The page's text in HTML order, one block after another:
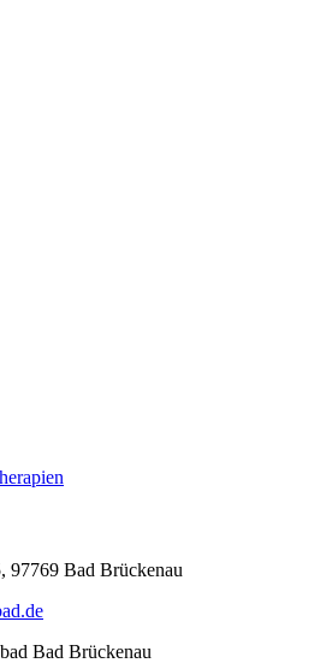
97769 Bad Brückenau
Bad Brückenau